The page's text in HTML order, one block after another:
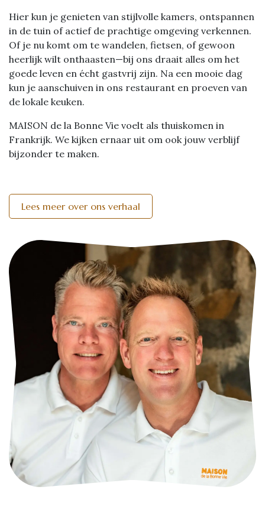
Hier kun je genieten van stijlvolle kamers, ontspannen
in de tuin of actief de prachtige omgeving verkennen.
Of je nu komt om te wandelen, fietsen, of gewoon
heerlijk wilt onthaasten—bij ons draait alles om het
goede leven en écht gastvrij zijn. Na een mooie dag
kun je aanschuiven in ons restaurant en proeven van
de lokale keuken.
MAISON de la Bonne Vie voelt als thuiskomen in
Frankrijk. We kijken ernaar uit om ook jouw verblijf
bijzonder te maken.
Lees meer over ons verhaal